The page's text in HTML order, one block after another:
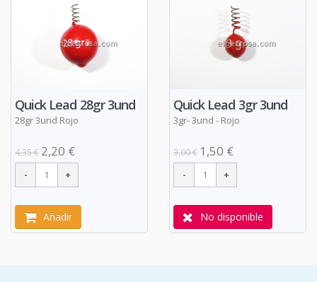
Quick Lead 28gr 3und
28gr 3und Rojo
4,35 € 2,20 €
Añadir
Quick Lead 3gr 3und
3gr- 3und - Rojo
3,00 € 1,50 €
No disponible